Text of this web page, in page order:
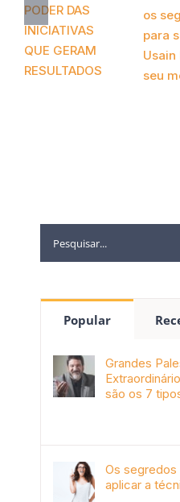
PODER DAS
INICIATIVAS
QUE GERAM
RESULTADOS
os
para
Usain
seu
Popular
Grandes
são os 7
Os segredos
aplicar a